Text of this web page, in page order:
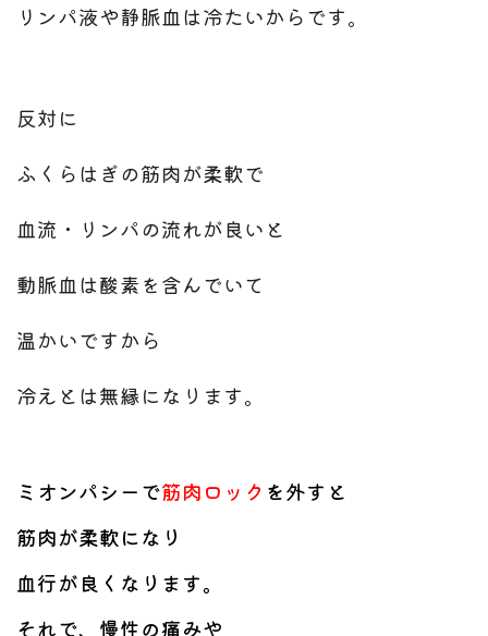
リンパ液や静脈血は冷たいからです。
反対に
ふくらはぎの筋肉が柔軟で
血流・リンパの流れが良いと
動脈血は酸素を含んでいて
温かいですから
冷えとは無縁になります。
ミオンパシーで筋肉ロック を外すと
筋肉が柔軟になり
血行が良くなります。
それで、慢性の痛みや